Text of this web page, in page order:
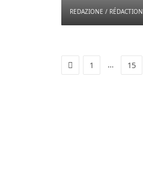
REDAZIONE / RÉDACTION
Previous
1 … 15